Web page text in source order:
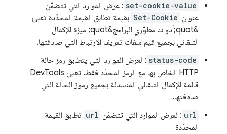
set-cookie-value : عرض الموارد التي تتضمّن
عنوان Set-Cookie بقيمة تطابق القيمة المحدّدة تعبئ
&quot;أدوات مطوّري البرامج&quot; ميزة الإكمال
التلقائي بجميع قيم ملفات تعريف الارتباط التي صادفتها.
status-code : لعرض الموارد التي يتطابق رمز حالة
HTTP الخاص بها مع الرمز المحدّد فقط. تعبئ DevTools
قائمة الإكمال التلقائي المنسدلة بجميع رموز الحالة التي
صادفتها.
url : لعرض الموارد التي تتضمّن url تطابق القيمة
المحدّدة